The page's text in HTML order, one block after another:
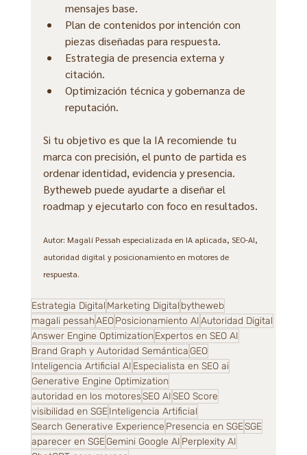
mensajes base.
Plan de contenidos por intención con
piezas diseñadas para respuesta.
Estrategia de presencia externa y
citación.
Optimización técnica y gobernanza de
reputación.
Si tu objetivo es que la IA recomiende tu
marca con precisión, el punto de partida es
ordenar identidad, evidencia y presencia.
Bytheweb puede ayudarte a diseñar el
roadmap y ejecutarlo con foco en resultados.
Autor: Magalí Pessah especializada en IA aplicada, SEO-AI,
autoridad digital y posicionamiento en motores de
respuesta.
Estrategia Digital Marketing Digital bytheweb
magali pessahAEOPosicionamiento AIAutoridad Digital
Answer Engine OptimizationExpertos en SEO AI
Brand Graph y Autoridad Semántica GEO
Inteligencia Artificial AI Especialista en SEO ai
Generative Engine Optimization
autoridad en los motoresSEO AISEO Score
visibilidad en SGEInteligencia Artificial
Search Generative Experience Presencia en SGESGE
aparecer en SGEGemini Google AI Perplexity AI